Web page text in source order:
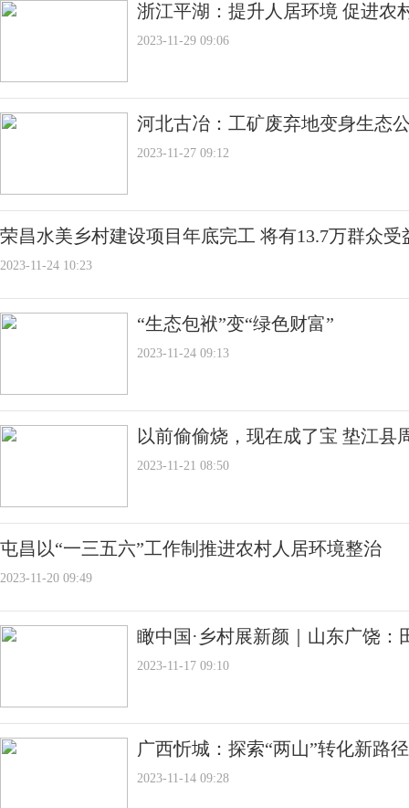
浙江平湖：提升人居环境 促进农
2023-11-29 09:06
河北古冶：工矿废弃地变身生态
2023-11-27 09:12
荣昌水美乡村建设项目年底完工 将有13.7万群众受
2023-11-24 10:23
“生态包袱”变“绿色财富”
2023-11-24 09:13
以前偷偷烧，现在成了宝 垫江县
2023-11-21 08:50
屯昌以“一三五六”工作制推进农村人居环境整治
2023-11-20 09:49
瞰中国·乡村展新颜｜山东广饶：
2023-11-17 09:10
广西忻城：探索“两山”转化新路
2023-11-14 09:28